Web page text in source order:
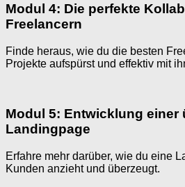
Modul 4: Die perfekte
Freelancern
Finde heraus, wie du die besten
Projekte aufspürst und effektiv mit
Modul 5: Entwicklung einer
Landingpage
Erfahre mehr darüber, wie du eine
Kunden anzieht und überzeugt.